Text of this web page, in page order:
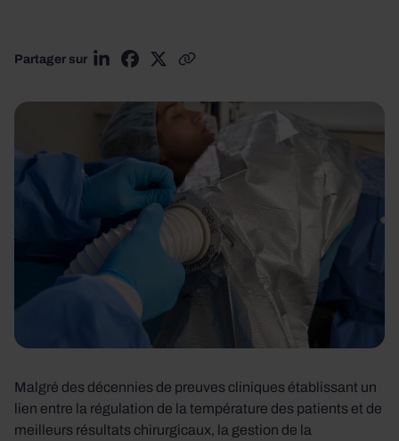
Partager sur
Partager sur LinkedIn
Partager sur Facebook
Partager sur X
Copier le lien
Malgré des décennies de preuves cliniques établissant un
lien entre la régulation de la température des patients et de
meilleurs résultats chirurgicaux, la gestion de la